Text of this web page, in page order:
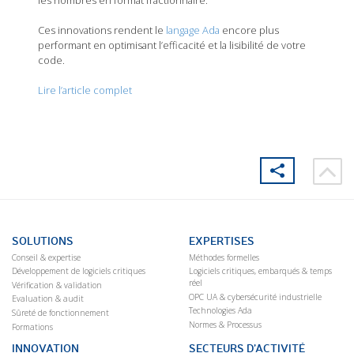
Ces innovations rendent le langage Ada encore plus
performant en optimisant l’efficacité et la lisibilité de votre
code.
Lire l’article complet
SOLUTIONS
Conseil & expertise
Développement de logiciels critiques
Vérification & validation
Evaluation & audit
Sûreté de fonctionnement
Formations
EXPERTISES
Méthodes formelles
Logiciels critiques, embarqués & temps
réel
OPC UA & cybersécurité industrielle
Technologies Ada
Normes & Processus
INNOVATION SECTEURS D’ACTIVITÉ